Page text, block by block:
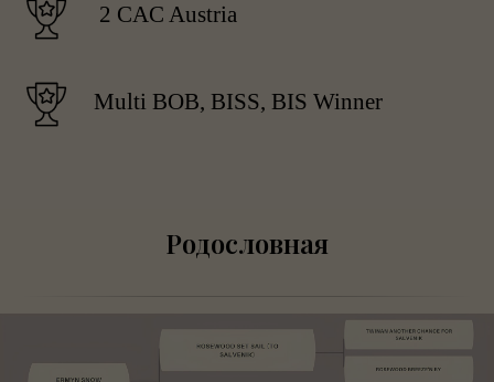
2 CAC Austria
Multi BOB, BISS, BIS Winner
Родословная